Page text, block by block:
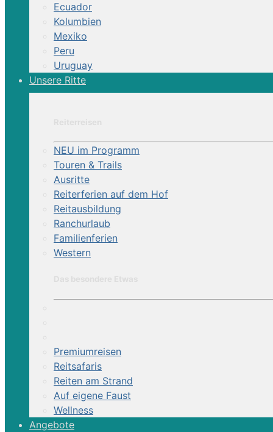
Ecuador
Kolumbien
Mexiko
Peru
Uruguay
Unsere Ritte
NEU im Programm
Touren & Trails
Ausritte
Reiterferien auf dem Hof
Reitausbildung
Ranchurlaub
Familienferien
Western
Premiumreisen
Reitsafaris
Reiten am Strand
Auf eigene Faust
Wellness
Angebote
Reittour | Etrusker Abenteuer Ritt
Auf den Spuren nobler Herren und Banditen